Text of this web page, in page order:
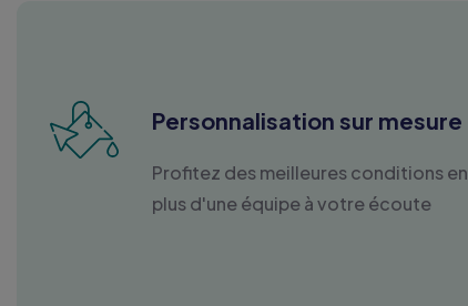
Personnalisation sur mesure
Profitez des meilleures conditions en
plus d'une équipe à votre écoute